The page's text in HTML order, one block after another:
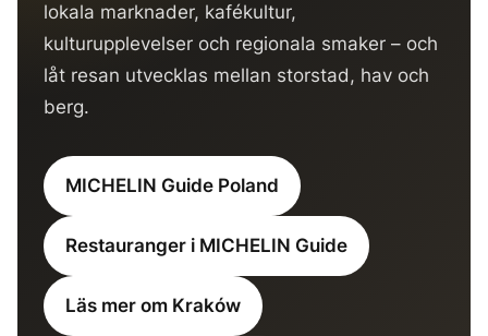
lokala marknader, kafékultur,
kulturupplevelser och regionala smaker – och
låt resan utvecklas mellan storstad, hav och
berg.
MICHELIN Guide Poland
Restauranger i MICHELIN Guide
Läs mer om Kraków